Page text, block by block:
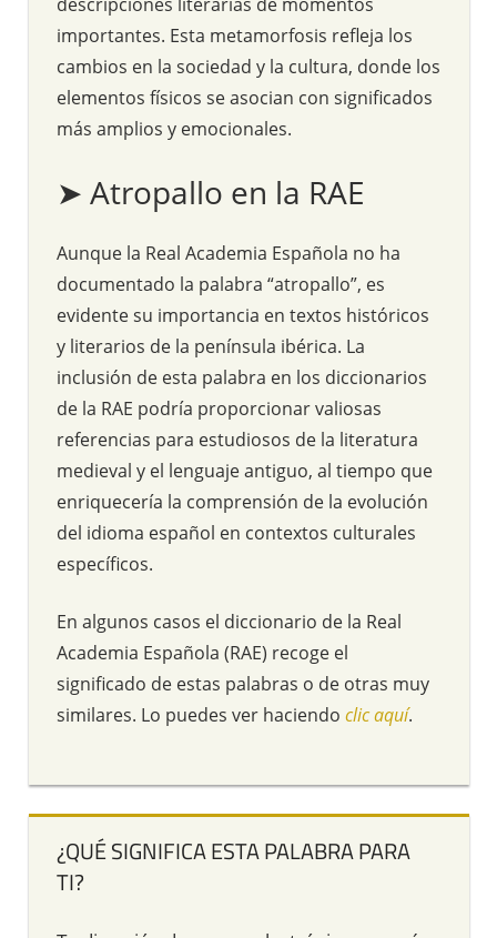
importantes. Esta metamorfosis refleja los
cambios en la sociedad y la cultura, donde los
elementos físicos se asocian con significados
más amplios y emocionales.
➤ Atropallo en la RAE
Aunque la Real Academia Española no ha
documentado la palabra “atropallo”, es
evidente su importancia en textos históricos
y literarios de la península ibérica. La
inclusión de esta palabra en los diccionarios
de la RAE podría proporcionar valiosas
referencias para estudiosos de la literatura
medieval y el lenguaje antiguo, al tiempo que
enriquecería la comprensión de la evolución
del idioma español en contextos culturales
específicos.
En algunos casos el diccionario de la Real
Academia Española (RAE) recoge el
significado de estas palabras o de otras muy
similares. Lo puedes ver haciendo clic aquí.
¿QUÉ SIGNIFICA ESTA PALABRA PARA
TI?